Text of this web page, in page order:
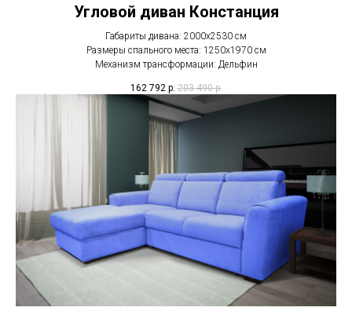
Угловой диван Констанция
Габариты дивана: 2000х2530 см
Размеры спального места: 1250х1970 см
Механизм трансформации: Дельфин
162 792 р. 203 490 р.